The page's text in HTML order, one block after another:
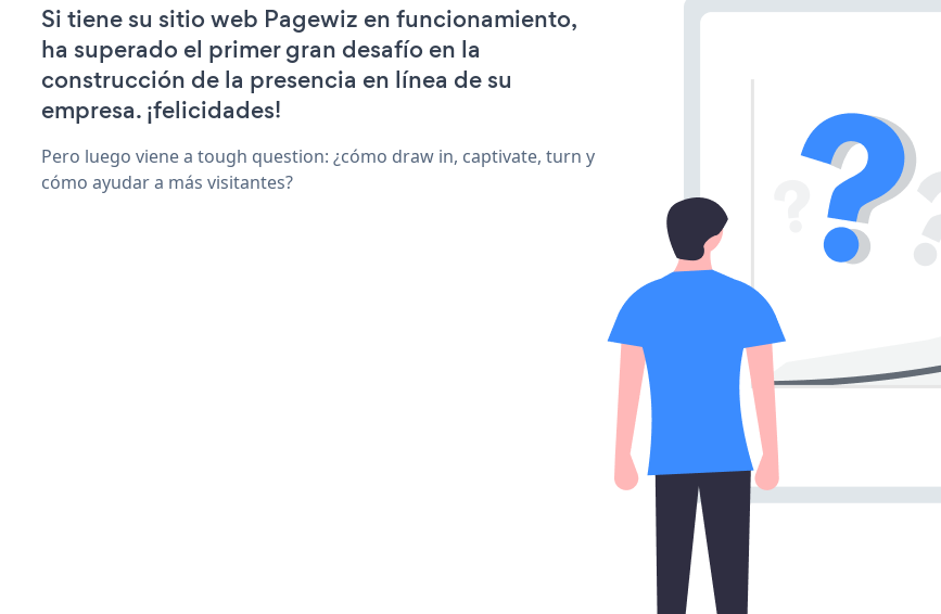
Si tiene su sitio web Pagewiz en funcionamiento,
ha superado el primer gran desafío en la
construcción de la presencia en línea de su
empresa. ¡felicidades!
Pero luego viene a tough question: ¿cómo draw in, captivate, turn y
cómo ayudar a más visitantes?